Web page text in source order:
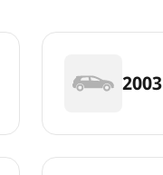
2003